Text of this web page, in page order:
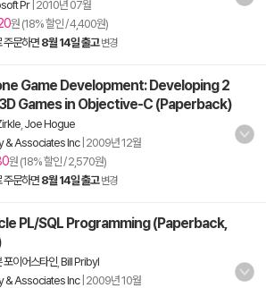
Pr| 2010년 07월
원 (18% 할인 / 4,400원)
주문하면8월 14일 출고 변경
Game Development: Developing 2
Games in Objective-C (Paperback)
Joe Hogue
& Associates Inc| 2009년 12월
원 (18% 할인 / 2,570원)
주문하면8월 14일 출고 변경
PL/SQL Programming (Paperback,
포이어스타인 Bill Pribyl
& Associates Inc| 2009년 10월